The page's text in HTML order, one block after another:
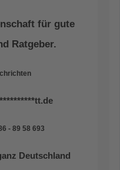
für gute
Ratgeber.
tt.de
- 89 58 693
Deutschland